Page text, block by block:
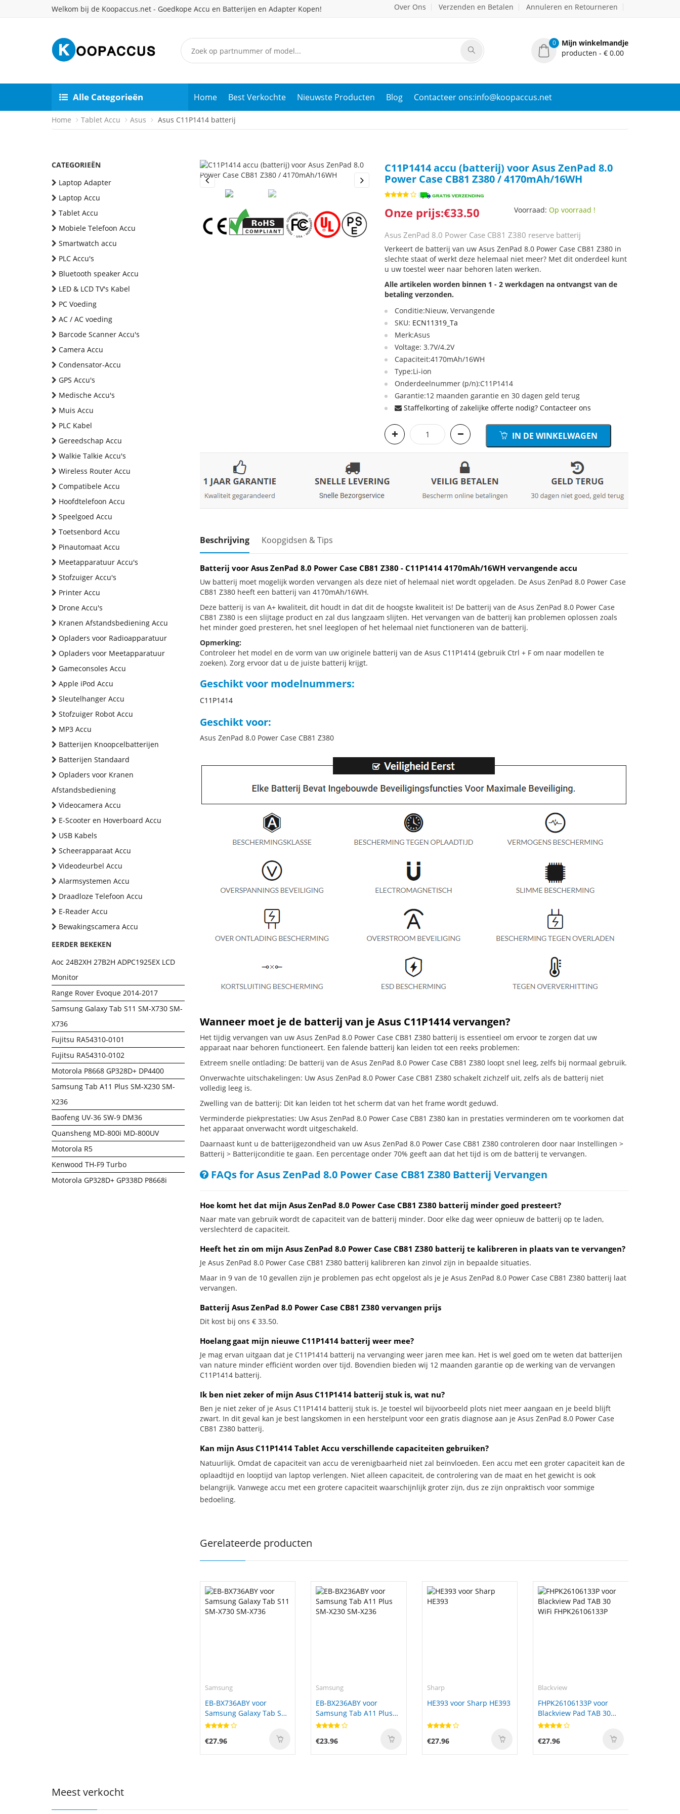
Welkom bij de Koopaccus.net - Goedkope Accu en Batterijen en Adapter Kopen! Over Ons Verzenden en Betalen Annuleren en Retourneren
0
Mijn winkelmandje
producten - € 0.00
Alle Categorieën Home Best Verkochte Nieuwste Producten Blog Contacteer ons:info@koopaccus.net
Home Tablet Accu Asus Asus C11P1414 batterij
CATEGORIEËN
Laptop Adapter
Laptop Accu
Tablet Accu
Mobiele Telefoon Accu
Smartwatch accu
PLC Accu's
Bluetooth speaker Accu
LED & LCD TV's Kabel
PC Voeding
AC / AC voeding
Barcode Scanner Accu's
Camera Accu
Condensator-Accu
GPS Accu's
Medische Accu's
Muis Accu
PLC Kabel
Gereedschap Accu
Walkie Talkie Accu's
Wireless Router Accu
Compatibele Accu
Hoofdtelefoon Accu
Speelgoed Accu
Toetsenbord Accu
Pinautomaat Accu
Meetapparatuur Accu's
Stofzuiger Accu's
Printer Accu
Drone Accu's
Kranen Afstandsbediening Accu
Opladers voor Radioapparatuur
Opladers voor Meetapparatuur
Gameconsoles Accu
Apple iPod Accu
Sleutelhanger Accu
Stofzuiger Robot Accu
MP3 Accu
Batterijen Knoopcelbatterijen
Batterijen Standaard
Opladers voor Kranen
Afstandsbediening
Videocamera Accu
E-Scooter en Hoverboard Accu
USB Kabels
Scheerapparaat Accu
Videodeurbel Accu
Alarmsystemen Accu
Draadloze Telefoon Accu
E-Reader Accu
Bewakingscamera Accu
EERDER BEKEKEN
Aoc 24B2XH 27B2H ADPC1925EX LCD
Monitor
Range Rover Evoque 2014-2017
Samsung Galaxy Tab S11 SM-X730 SM-
X736
Fujitsu RA54310-0101
Fujitsu RA54310-0102
Motorola P8668 GP328D+ DP4400
Samsung Tab A11 Plus SM-X230 SM-
X236
Baofeng UV-36 SW-9 DM36
Quansheng MD-800i MD-800UV
Motorola R5
Kenwood TH-F9 Turbo
Motorola GP328D+ GP338D P8668i
Previous
C11P1414 accu (batterij) voor Asus ZenPad 8.0
Power Case CB81 Z380 / 4170mAh/16WH
Onze prijs:€33.50 Voorraad:Op voorraad !
Asus ZenPad 8.0 Power Case CB81 Z380 reserve batterij
Verkeert de batterij van uw Asus ZenPad 8.0 Power Case CB81 Z380 in
slechte staat of werkt deze helemaal niet meer? Met dit onderdeel kunt
u uw toestel weer naar behoren laten werken.
Alle artikelen worden binnen 1 - 2 werkdagen na ontvangst van de
betaling verzonden.
Conditie:Nieuw, Vervangende
SKU: ECN11319_Ta
Merk:Asus
Voltage: 3.7V/4.2V
Capaciteit:4170mAh/16WH
Type:Li-ion
Onderdeelnummer (p/n):C11P1414
Garantie:12 maanden garantie en 30 dagen geld terug
Staffelkorting of zakelijke offerte nodig? Contacteer ons
IN DE WINKELWAGEN
Beschrijving Koopgidsen & Tips
Batterij voor Asus ZenPad 8.0 Power Case CB81 Z380 - C11P1414 4170mAh/16WH vervangende accu
Uw batterij moet mogelijk worden vervangen als deze niet of helemaal niet wordt opgeladen. De Asus ZenPad 8.0 Power Case
CB81 Z380 heeft een batterij van 4170mAh/16WH.
Deze batterij is van A+ kwaliteit, dit houdt in dat dit de hoogste kwaliteit is! De batterij van de Asus ZenPad 8.0 Power Case
CB81 Z380 is een slijtage product en zal dus langzaam slijten. Het vervangen van de batterij kan problemen oplossen zoals
het minder goed presteren, het snel leeglopen of het helemaal niet functioneren van de batterij.
Opmerking:
Controleer het model en de vorm van uw originele batterij van de Asus C11P1414 (gebruik Ctrl + F om naar modellen te
zoeken). Zorg ervoor dat u de juiste batterij krijgt.
Geschikt voor modelnummers:
C11P1414
Geschikt voor:
Asus ZenPad 8.0 Power Case CB81 Z380
Wanneer moet je de batterij van je Asus C11P1414 vervangen?
Het tijdig vervangen van uw Asus ZenPad 8.0 Power Case CB81 Z380 batterij is essentieel om ervoor te zorgen dat uw
apparaat naar behoren functioneert. Een falende batterij kan leiden tot een reeks problemen:
Extreem snelle ontlading: De batterij van de Asus ZenPad 8.0 Power Case CB81 Z380 loopt snel leeg, zelfs bij normaal gebruik.
Onverwachte uitschakelingen: Uw Asus ZenPad 8.0 Power Case CB81 Z380 schakelt zichzelf uit, zelfs als de batterij niet
volledig leeg is.
Zwelling van de batterij: Dit kan leiden tot het scherm dat van het frame wordt geduwd.
Verminderde piekprestaties: Uw Asus ZenPad 8.0 Power Case CB81 Z380 kan in prestaties verminderen om te voorkomen dat
het apparaat onverwacht wordt uitgeschakeld.
Daarnaast kunt u de batterijgezondheid van uw Asus ZenPad 8.0 Power Case CB81 Z380 controleren door naar Instellingen >
Batterij > Batterijconditie te gaan. Een percentage onder 70% geeft aan dat het tijd is om de batterij te vervangen.
FAQs for Asus ZenPad 8.0 Power Case CB81 Z380 Batterij Vervangen
Hoe komt het dat mijn Asus ZenPad 8.0 Power Case CB81 Z380 batterij minder goed presteert?
Naar mate van gebruik wordt de capaciteit van de batterij minder. Door elke dag weer opnieuw de batterij op te laden,
verslechterd de capaciteit.
Heeft het zin om mijn Asus ZenPad 8.0 Power Case CB81 Z380 batterij te kalibreren in plaats van te vervangen?
Je Asus ZenPad 8.0 Power Case CB81 Z380 batterij kalibreren kan zinvol zijn in bepaalde situaties.
Maar in 9 van de 10 gevallen zijn je problemen pas echt opgelost als je je Asus ZenPad 8.0 Power Case CB81 Z380 batterij laat
vervangen.
Batterij Asus ZenPad 8.0 Power Case CB81 Z380 vervangen prijs
Dit kost bij ons € 33.50.
Hoelang gaat mijn nieuwe C11P1414 batterij weer mee?
Je mag ervan uitgaan dat je C11P1414 batterij na vervanging weer jaren mee kan. Het is wel goed om te weten dat batterijen
van nature minder efficiënt worden over tijd. Bovendien bieden wij 12 maanden garantie op de werking van de vervangen
C11P1414 batterij.
Ik ben niet zeker of mijn Asus C11P1414 batterij stuk is, wat nu?
Ben je niet zeker of je Asus C11P1414 batterij stuk is. Je toestel wil bijvoorbeeld plots niet meer aangaan en je beeld blijft
zwart. In dit geval kan je best langskomen in een herstelpunt voor een gratis diagnose aan je Asus ZenPad 8.0 Power Case
CB81 Z380 batterij.
Kan mijn Asus C11P1414 Tablet Accu verschillende capaciteiten gebruiken?
Natuurlijk. Omdat de capaciteit van accu de verenigbaarheid niet zal beïnvloeden. Een accu met een groter capaciteit kan de
oplaadtijd en looptijd van laptop verlengen. Niet alleen capaciteit, de controlering van de maat en het gewicht is ook
belangrijk. Vanwege accu met een grotere capaciteit waarschijnlijk groter zijn, dus ze zijn onpraktisch voor sommige
bedoeling.
Gerelateerde producten
Samsung
EB-BX736ABY voor
Samsung Galaxy Tab S11
SM-X730 SM-X736
€27.96
Samsung
EB-BX236ABY voor
Samsung Tab A11 Plus
SM-X230 SM-X236
€23.96
Sharp
HE393 voor Sharp HE393
€27.96
Blackview
FHPK26106133P voor
Blackview Pad TAB 30
WiFi FHPK26106133P
€27.96
Meest verkocht